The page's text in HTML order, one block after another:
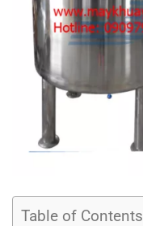
Table of Contents